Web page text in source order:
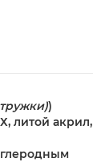
)
литой акрил,